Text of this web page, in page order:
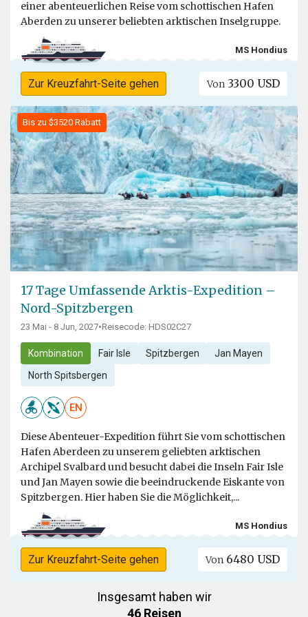
einer abenteuerlichen Reise vom schottischen Hafen
Aberden zu unserer beliebten arktischen Inselgruppe.
MS Hondius
Zur Kreuzfahrt-Seite gehen Von 3300 USD
Bis zu $3520 Rabatt
17 Tage Umfassende Arktis-Expedition –
Nord-Spitzbergen
23 Mai - 8 Jun, 2027•Reisecode: HDS02C27
Kombination Fair Isle Spitzbergen Jan Mayen
North Spitsbergen
EN
Diese Abenteuer-Expedition führt Sie vom schottischen
Hafen Aberdeen zu unserem geliebten arktischen
Archipel Svalbard und besucht dabei die Inseln Fair Isle
und Jan Mayen sowie die beeindruckende Eiskante von
Spitzbergen. Hier haben Sie die Möglichkeit,...
MS Hondius
Zur Kreuzfahrt-Seite gehen Von 6480 USD
Insgesamt haben wir
46 Reisen